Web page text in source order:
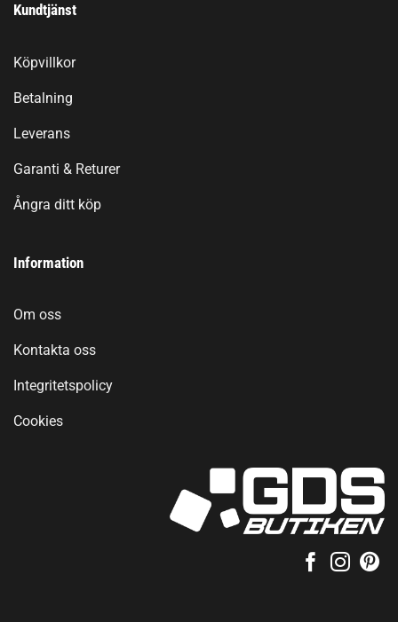
Kundtjänst
Köpvillkor
Betalning
Leverans
Garanti & Returer
Ångra ditt köp
Information
Om oss
Kontakta oss
Integritetspolicy
Cookies